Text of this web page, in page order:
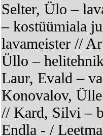
Selter, Ülo –
– kostüümiala
lavameister //
Üllo –
Laur, Evald –
Konovalov,
// Kard, Silvi –
Endla - /